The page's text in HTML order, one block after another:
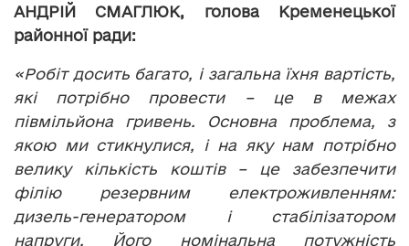
АНДРІЙ СМАГЛЮК, голова Кременецької
районної ради:
«Робіт досить багато, і загальна їхня вартість,
які потрібно провести – це в межах
півмільйона гривень. Основна проблема, з
якою ми стикнулися, і на яку нам потрібно
велику кількість коштів – це забезпечити
філію резервним електроживленням:
дизель-генератором і стабілізатором
напруги. Його номінальна потужність